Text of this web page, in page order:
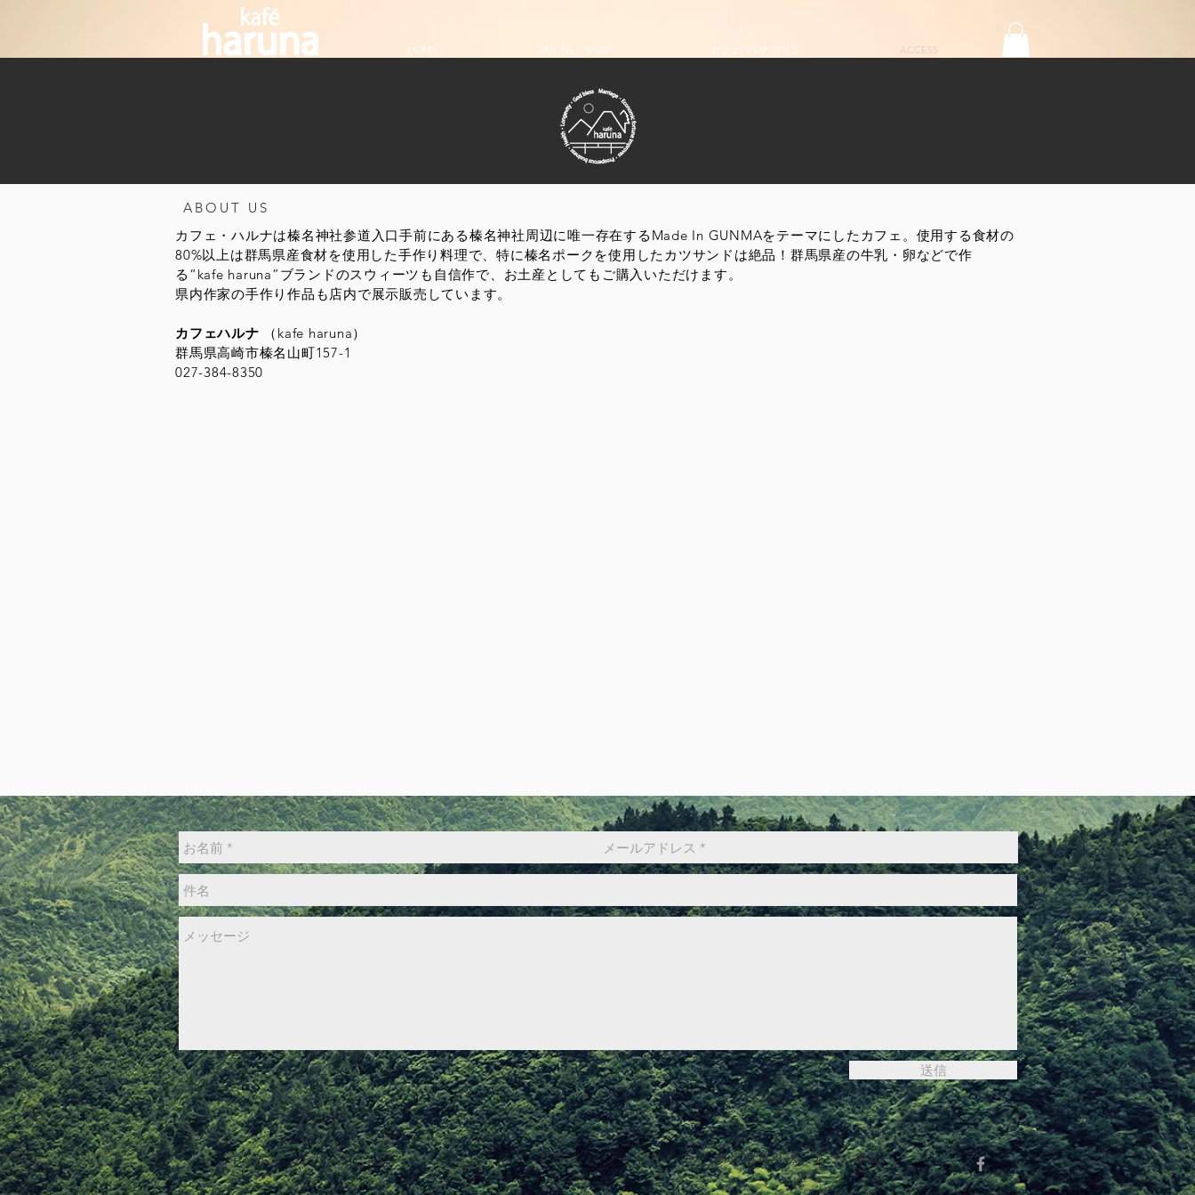
HOME ONLINE SHOP カフェハルナ プリン ACCESS
ABOUT US
カフェ・ハルナは榛名神社参道入口手前にある榛名神社周辺に唯一存在するMade In GUNMAをテーマにしたカフェ。使用する食材の
80%以上は群馬県産食材を使用した手作り料理で、特に榛名ポークを使用したカツサンドは絶品！群馬県産の牛乳・卵などで作
る“kafe haruna”ブランドのスウィーツも自信作で、お土産としてもご購入いただけます。
県内作家の手作り作品も店内で展示販売しています。
カフェハルナ （kafe haruna）
群馬県高崎市榛名山町157-1
027-384-8350
送信
FAQ ACCESS SHOP ​プライバシーポリシー ​特定商取引法に基づく表記